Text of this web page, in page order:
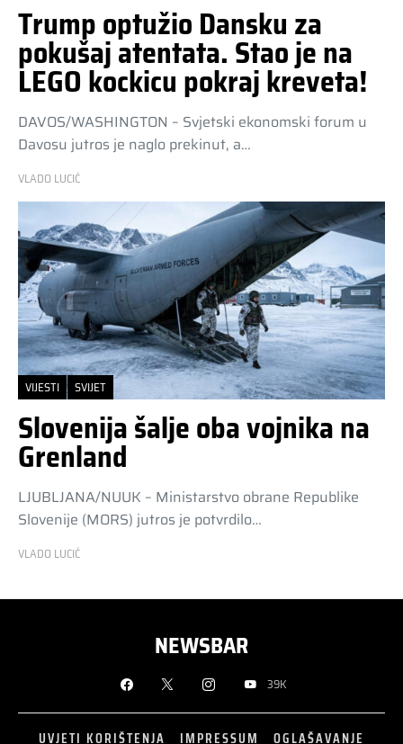
Trump optužio Dansku za
pokušaj atentata. Stao je na
LEGO kockicu pokraj kreveta!
DAVOS/WASHINGTON – Svjetski ekonomski forum u
Davosu jutros je naglo prekinut, a…
VLADO LUCIĆ
VIJESTI SVIJET
Slovenija šalje oba vojnika na
Grenland
LJUBLJANA/NUUK – Ministarstvo obrane Republike
Slovenije (MORS) jutros je potvrdilo…
VLADO LUCIĆ
NEWSBAR
39K
UVJETI KORIŠTENJA IMPRESSUM OGLAŠAVANJE